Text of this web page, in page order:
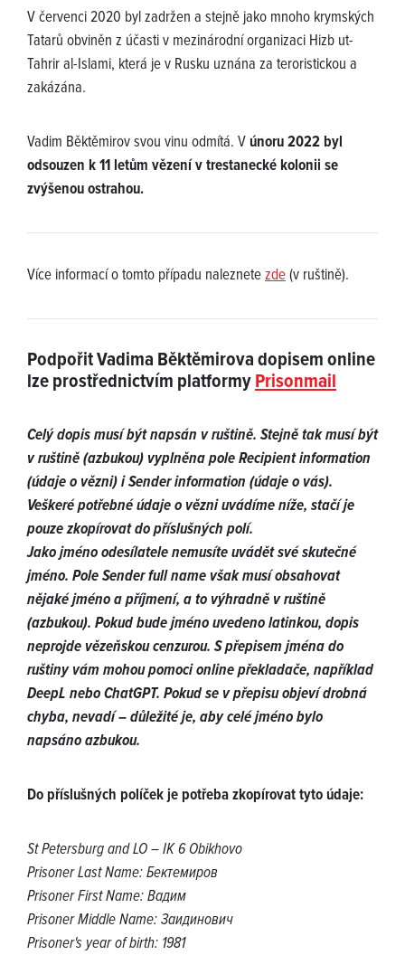
V červenci 2020 byl zadržen a stejně jako mnoho krymských
Tatarů obviněn z účasti v mezinárodní organizaci Hizb ut-
Tahrir al-Islami, která je v Rusku uznána za teroristickou a
zakázána.
Vadim Běktěmirov svou vinu odmítá. V únoru 2022 byl
odsouzen k 11 letům vězení v trestanecké kolonii se
zvýšenou ostrahou.
Více informací o tomto případu naleznetezde(v ruštině).
Podpořit Vadima Běktěmirova dopisem online
lze prostřednictvím platformyPrisonmail
Celý dopis musí být napsán v ruštině. Stejně tak musí být
v ruštině (azbukou) vyplněna pole Recipient information
(údaje o vězni) i Sender information (údaje o vás).
Veškeré potřebné údaje o vězni uvádíme níže, stačí je
pouze zkopírovat do příslušných polí.
Jako jméno odesílatele nemusíte uvádět své skutečné
jméno. Pole Sender full name však musí obsahovat
nějaké jméno a příjmení, a to výhradně v ruštině
(azbukou). Pokud bude jméno uvedeno latinkou, dopis
neprojde vězeňskou cenzurou. S přepisem jména do
ruštiny vám mohou pomoci online překladače, například
DeepL nebo ChatGPT. Pokud se v přepisu objeví drobná
chyba, nevadí – důležité je, aby celé jméno bylo
napsáno azbukou.
Do příslušných políček je potřeba zkopírovat tyto údaje:
St Petersburg and LO – IK 6 Obikhovo
Prisoner Last Name: Бектемиров
Prisoner First Name: Вадим
Prisoner Middle Name: Заидинович
Prisoner's year of birth: 1981